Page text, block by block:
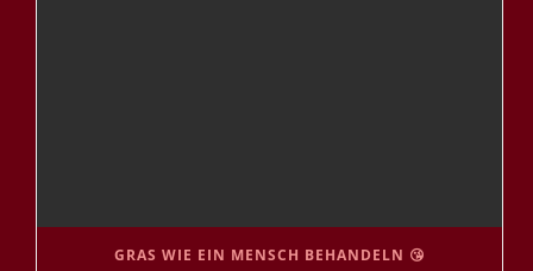
GRAS WIE EIN MENSCH BEHANDELN 😘